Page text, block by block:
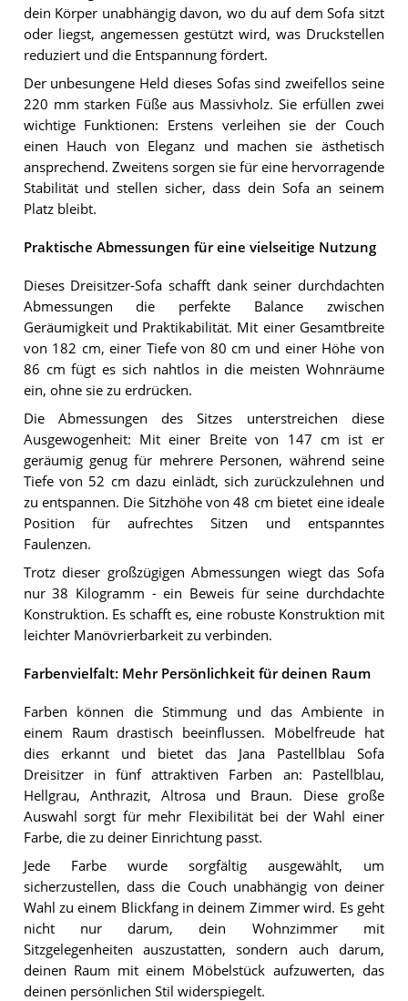
dein Körper unabhängig davon, wo du auf dem Sofa sitzt
oder liegst, angemessen gestützt wird, was Druckstellen
reduziert und die Entspannung fördert.
Der unbesungene Held dieses Sofas sind zweifellos seine
220 mm starken Füße aus Massivholz. Sie erfüllen zwei
wichtige Funktionen: Erstens verleihen sie der Couch
einen Hauch von Eleganz und machen sie ästhetisch
ansprechend. Zweitens sorgen sie für eine hervorragende
Stabilität und stellen sicher, dass dein Sofa an seinem
Platz bleibt.
Praktische Abmessungen für eine vielseitige Nutzung
Dieses Dreisitzer-Sofa schafft dank seiner durchdachten
Abmessungen die perfekte Balance zwischen
Geräumigkeit und Praktikabilität. Mit einer Gesamtbreite
von 182 cm, einer Tiefe von 80 cm und einer Höhe von
86 cm fügt es sich nahtlos in die meisten Wohnräume
ein, ohne sie zu erdrücken.
Die Abmessungen des Sitzes unterstreichen diese
Ausgewogenheit: Mit einer Breite von 147 cm ist er
geräumig genug für mehrere Personen, während seine
Tiefe von 52 cm dazu einlädt, sich zurückzulehnen und
zu entspannen. Die Sitzhöhe von 48 cm bietet eine ideale
Position für aufrechtes Sitzen und entspanntes
Faulenzen.
Trotz dieser großzügigen Abmessungen wiegt das Sofa
nur 38 Kilogramm - ein Beweis für seine durchdachte
Konstruktion. Es schafft es, eine robuste Konstruktion mit
leichter Manövrierbarkeit zu verbinden.
Farbenvielfalt: Mehr Persönlichkeit für deinen Raum
Farben können die Stimmung und das Ambiente in
einem Raum drastisch beeinflussen. Möbelfreude hat
dies erkannt und bietet das Jana Pastellblau Sofa
Dreisitzer in fünf attraktiven Farben an: Pastellblau,
Hellgrau, Anthrazit, Altrosa und Braun. Diese große
Auswahl sorgt für mehr Flexibilität bei der Wahl einer
Farbe, die zu deiner Einrichtung passt.
Jede Farbe wurde sorgfältig ausgewählt, um
sicherzustellen, dass die Couch unabhängig von deiner
Wahl zu einem Blickfang in deinem Zimmer wird. Es geht
nicht nur darum, dein Wohnzimmer mit
Sitzgelegenheiten auszustatten, sondern auch darum,
deinen Raum mit einem Möbelstück aufzuwerten, das
deinen persönlichen Stil widerspiegelt.